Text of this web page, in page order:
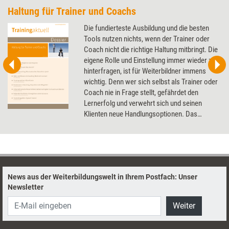
Haltung für Trainer und Coachs
Die fundierteste Ausbildung und die besten
Tools nutzen nichts, wenn der Trainer oder
Coach nicht die richtige Haltung mitbringt. Die
eigene Rolle und Einstellung immer wieder zu
hinterfragen, ist für Weiterbildner immens
wichtig. Denn wer sich selbst als Trainer oder
Coach nie in Frage stellt, gefährdet den
Lernerfolg und verwehrt sich und seinen
Klienten neue Handlungsoptionen. Das
Weiterbildnern reflektieren.
News aus der Weiterbildungswelt in Ihrem Postfach: Unser
Newsletter
Weiter